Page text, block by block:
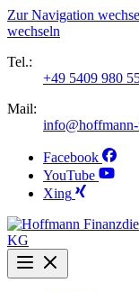
Zur Navigation
wechseln
Tel.:
+49 5409 980
Mail:
Facebook
YouTube
Xing